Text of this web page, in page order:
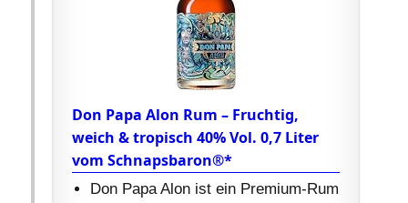
Don Papa Alon Rum – Fruchtig,
weich & tropisch 40% Vol. 0,7 Liter
vom Schnapsbaron®*
Don Papa Alon ist ein Premium-Rum